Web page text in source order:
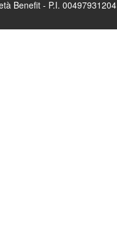
Benefit - P.I. 00497931204